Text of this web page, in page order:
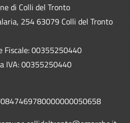
di Colli del Tronto
254 63079 Colli del Tronto
Fiscale: 00355250440
IVA: 00355250440